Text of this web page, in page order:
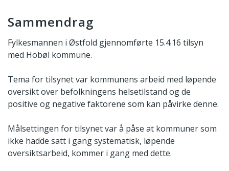
Sammendrag
Fylkesmannen i Østfold gjennomførte 15.4.16 tilsyn
med Hobøl kommune.
Tema for tilsynet var kommunens arbeid med løpende
oversikt over befolkningens helsetilstand og de
positive og negative faktorene som kan påvirke denne.
Målsettingen for tilsynet var å påse at kommuner som
ikke hadde satt i gang systematisk, løpende
oversiktsarbeid, kommer i gang med dette.